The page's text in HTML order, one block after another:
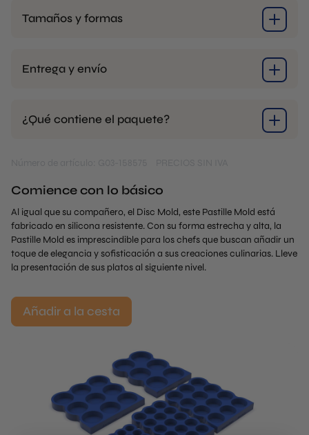
Tamaños y formas
Entrega y envío
¿Qué contiene el paquete?
Comience con lo básico
Al igual que su compañero, el Disc Mold, este Pastille Mold está
fabricado en silicona resistente. Con su forma estrecha y alta, la
Pastille Mold es imprescindible para los chefs que buscan añadir un
toque de elegancia y sofisticación a sus creaciones culinarias. Lleve
la presentación de sus platos al siguiente nivel.
Añadir a la cesta